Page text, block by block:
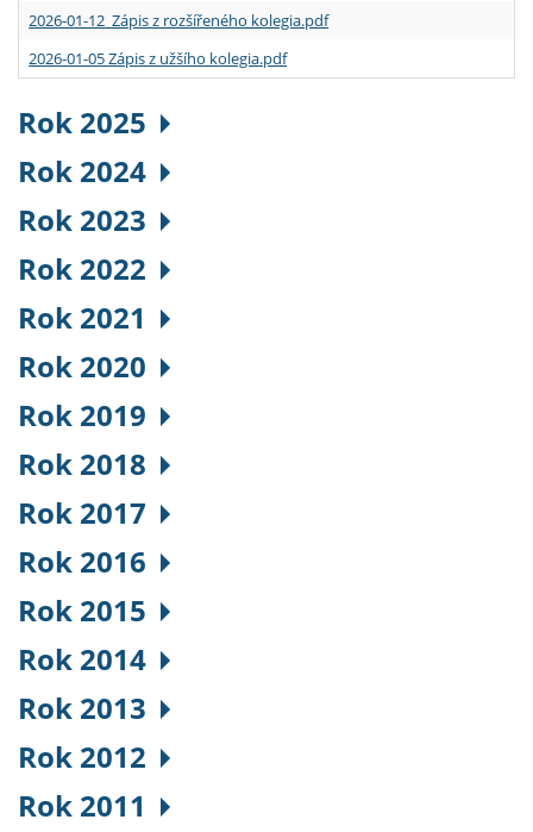
2026-01-12 Zápis z rozšířeného kolegia.pdf
2026-01-05 Zápis z užšího kolegia.pdf
Rok 2025
Rok 2024
Rok 2023
Rok 2022
Rok 2021
Rok 2020
Rok 2019
Rok 2018
Rok 2017
Rok 2016
Rok 2015
Rok 2014
Rok 2013
Rok 2012
Rok 2011